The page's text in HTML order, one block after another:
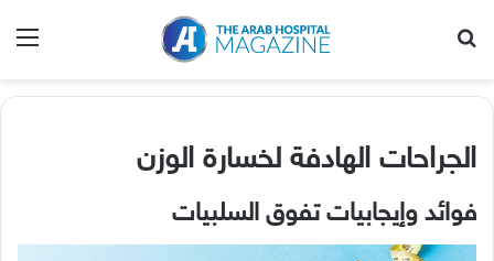
الجراحات الهادفة لخسارة الوزن
فوائد وإيجابيات تفوق السلبيات